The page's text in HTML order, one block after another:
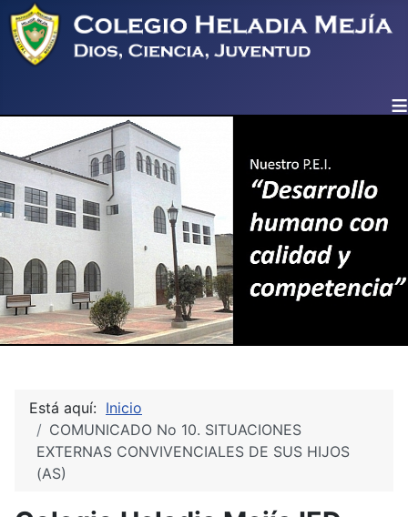
≡
Está aquí: Inicio
COMUNICADO No 10. SITUACIONES
EXTERNAS CONVIVENCIALES DE SUS HIJOS
(AS)